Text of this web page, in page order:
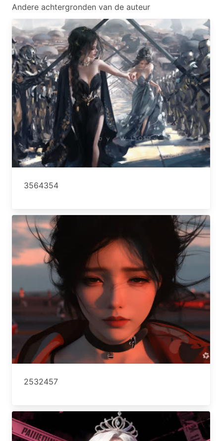
Andere achtergronden van de auteur
3564354
2532457